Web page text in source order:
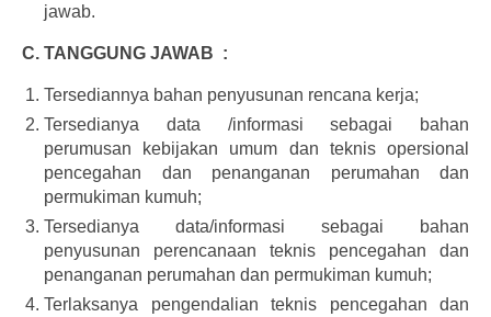
jawab.
C. TANGGUNG JAWAB :
Tersediannya bahan penyusunan rencana kerja;
Tersedianya data /informasi sebagai bahan
perumusan kebijakan umum dan teknis opersional
pencegahan dan penanganan perumahan dan
permukiman kumuh;
Tersedianya data/informasi sebagai bahan
penyusunan perencanaan teknis pencegahan dan
penanganan perumahan dan permukiman kumuh;
Terlaksanya pengendalian teknis pencegahan dan